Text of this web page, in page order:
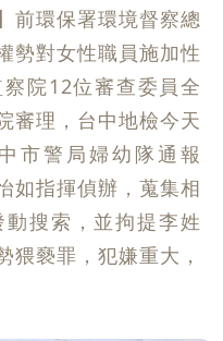
前環保署環境督察總
勢對女性職員施加性
院12位審查委員全
審理，台中地檢今天
市警局婦幼隊通報
如指揮偵辦，蒐集相
搜索，並拘提李姓
猥褻罪，犯嫌重大，